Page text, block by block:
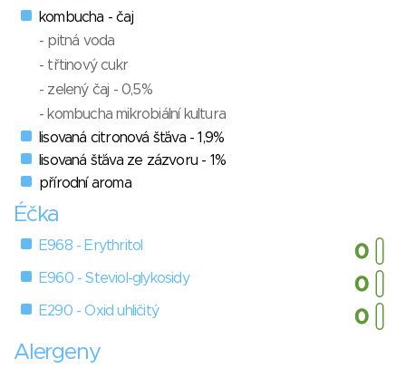
kombucha - čaj
- pitná voda
- třtinový cukr
- zelený čaj - 0,5%
- kombucha mikrobiální kultura
lisovaná citronová šťáva - 1,9%
lisovaná šťáva ze zázvoru - 1%
přírodní aroma
Éčka
E968 - Erythritol
E960 - Steviol-glykosidy
E290 - Oxid uhličitý
Alergeny